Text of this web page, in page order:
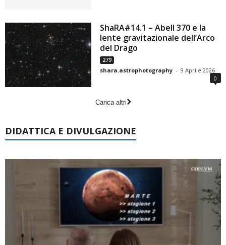
ShaRA#14.1 – Abell 370 e la
lente gravitazionale dell’Arco
del Drago
279
shara.astrophotography - 9 Aprile 2026
0
Carica altri
DIDATTICA E DIVULGAZIONE